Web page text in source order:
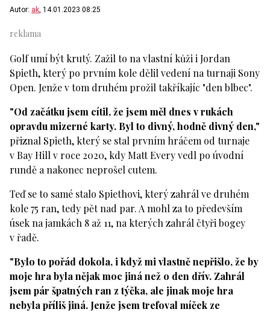
Autor: ak , 14.01.2023 08:25
Golf umí být krutý. Zažil to na vlastní kůži i Jordan
Spieth, který po prvním kole dělil vedení na turnaji Sony
Open. Jenže v tom druhém prožil takříkajíc "den blbec".
"Od začátku jsem cítil, že jsem měl dnes v rukách
opravdu mizerné karty. Byl to divný, hodně divný den,"
přiznal Spieth, který se stal prvním hráčem od turnaje
v Bay Hill v roce 2020, kdy Matt Every vedl po úvodní
rundě a nakonec neprošel cutem.
Teď se to samé stalo Spiethovi, který zahrál ve druhém
kole 75 ran, tedy pět nad par. A mohl za to především
úsek na jamkách 8 až 11, na kterých zahrál čtyři bogey
v řadě.
"Bylo to pořád dokola, i když mi vlastně nepřišlo, že by
moje hra byla nějak moc jiná než o den dřív. Zahrál
jsem pár špatných ran z týčka, ale jinak moje hra
nebyla příliš jiná. Jenže jsem trefoval míček ze